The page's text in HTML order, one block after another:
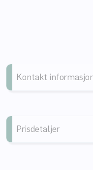
Kontakt
Prisdetaljer